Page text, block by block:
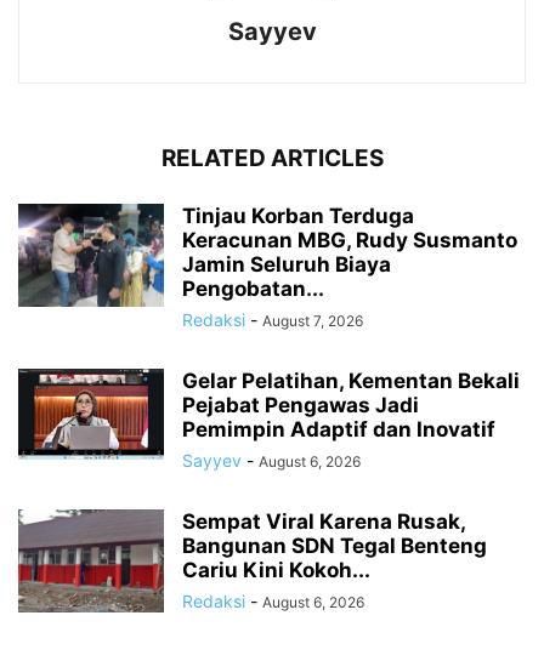
Sayyev
RELATED ARTICLES
Tinjau Korban Terduga
Keracunan MBG, Rudy Susmanto
Jamin Seluruh Biaya
Pengobatan...
Redaksi - August 7, 2026
Gelar Pelatihan, Kementan Bekali
Pejabat Pengawas Jadi
Pemimpin Adaptif dan Inovatif
Sayyev - August 6, 2026
Sempat Viral Karena Rusak,
Bangunan SDN Tegal Benteng
Cariu Kini Kokoh...
Redaksi - August 6, 2026